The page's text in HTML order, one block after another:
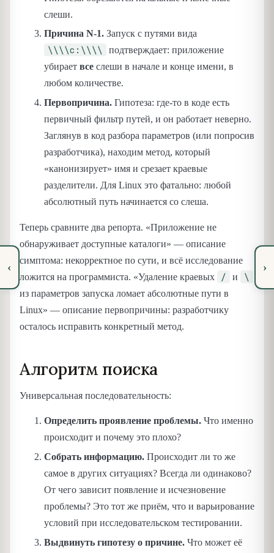
‹
слеши.
Причина N-1. Запуск с путями вида
\\\\c:\\\\
подтверждает: приложение
убирает все слеши в начале и конце имени, в
любом количестве.
Первопричина. Гипотеза: где-то в коде есть
первичный фильтр путей, и он работает неверно.
Заглянув в код разбора параметров (или попросив
разработчика), находим метод, который
«канонизирует» имя и срезает краевые
разделители. Для Linux это фатально: любой
абсолютный путь начинается со слеша.
Теперь сравните два репорта. «Приложение не
обнаруживает доступные каталоги» — описание
симптома: некорректное по сути, и всё исследование
ложится на программиста. «Удаление краевых
/ и \
из параметров запуска ломает абсолютные пути в
Linux» — описание первопричины: разработчику
осталось исправить конкретный метод.
Алгоритм поиска
Универсальная последовательность:
Определить проявление проблемы. Что именно
происходит и почему это плохо?
Собрать информацию. Происходит ли то же
самое в других ситуациях? Всегда ли одинаково?
От чего зависит появление и исчезновение
проблемы? Это тот же приём, что и варьирование
условий при исследовательском тестировании.
Выдвинуть гипотезу о причине. Что может её
›